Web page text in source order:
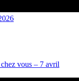
chez vous – 7 avril